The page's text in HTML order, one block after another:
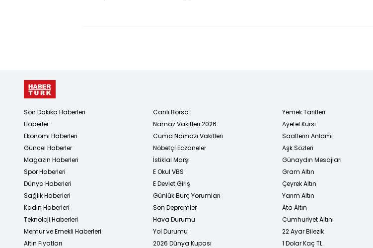
Son Dakika Haberleri
Haberler
Ekonomi Haberleri
Güncel Haberler
Magazin Haberleri
Spor Haberleri
Dünya Haberleri
Sağlık Haberleri
Kadın Haberleri
Teknoloji Haberleri
Memur ve Emekli Haberleri
Altın Fiyatları
Canlı Borsa
Namaz Vakitleri 2026
Cuma Namazı Vakitleri
Nöbetçi Eczaneler
İstiklal Marşı
E Okul VBS
E Devlet Giriş
Günlük Burç Yorumları
Son Depremler
Hava Durumu
Yol Durumu
2026 Dünya Kupası
Yemek Tarifleri
Ayetel Kürsi
Saatlerin Anlamı
Aşk Sözleri
Günaydın Mesajları
Gram Altın
Çeyrek Altın
Yarım Altın
Ata Altın
Cumhuriyet Altını
22 Ayar Bilezik
1 Dolar Kaç TL